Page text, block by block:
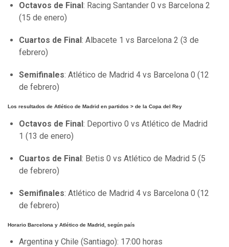
Octavos de Final: Racing Santander 0 vs Barcelona 2
(15 de enero)
Cuartos de Final: Albacete 1 vs Barcelona 2 (3 de
febrero)
Semifinales: Atlético de Madrid 4 vs Barcelona 0 (12
de febrero)
Los resultados de Atlético de Madrid en partidos > de la Copa del Rey
Octavos de Final: Deportivo 0 vs Atlético de Madrid
1 (13 de enero)
Cuartos de Final: Betis 0 vs Atlético de Madrid 5 (5
de febrero)
Semifinales: Atlético de Madrid 4 vs Barcelona 0 (12
de febrero)
Horario Barcelona y Atlético de Madrid, según país
Argentina y Chile (Santiago): 17:00 horas